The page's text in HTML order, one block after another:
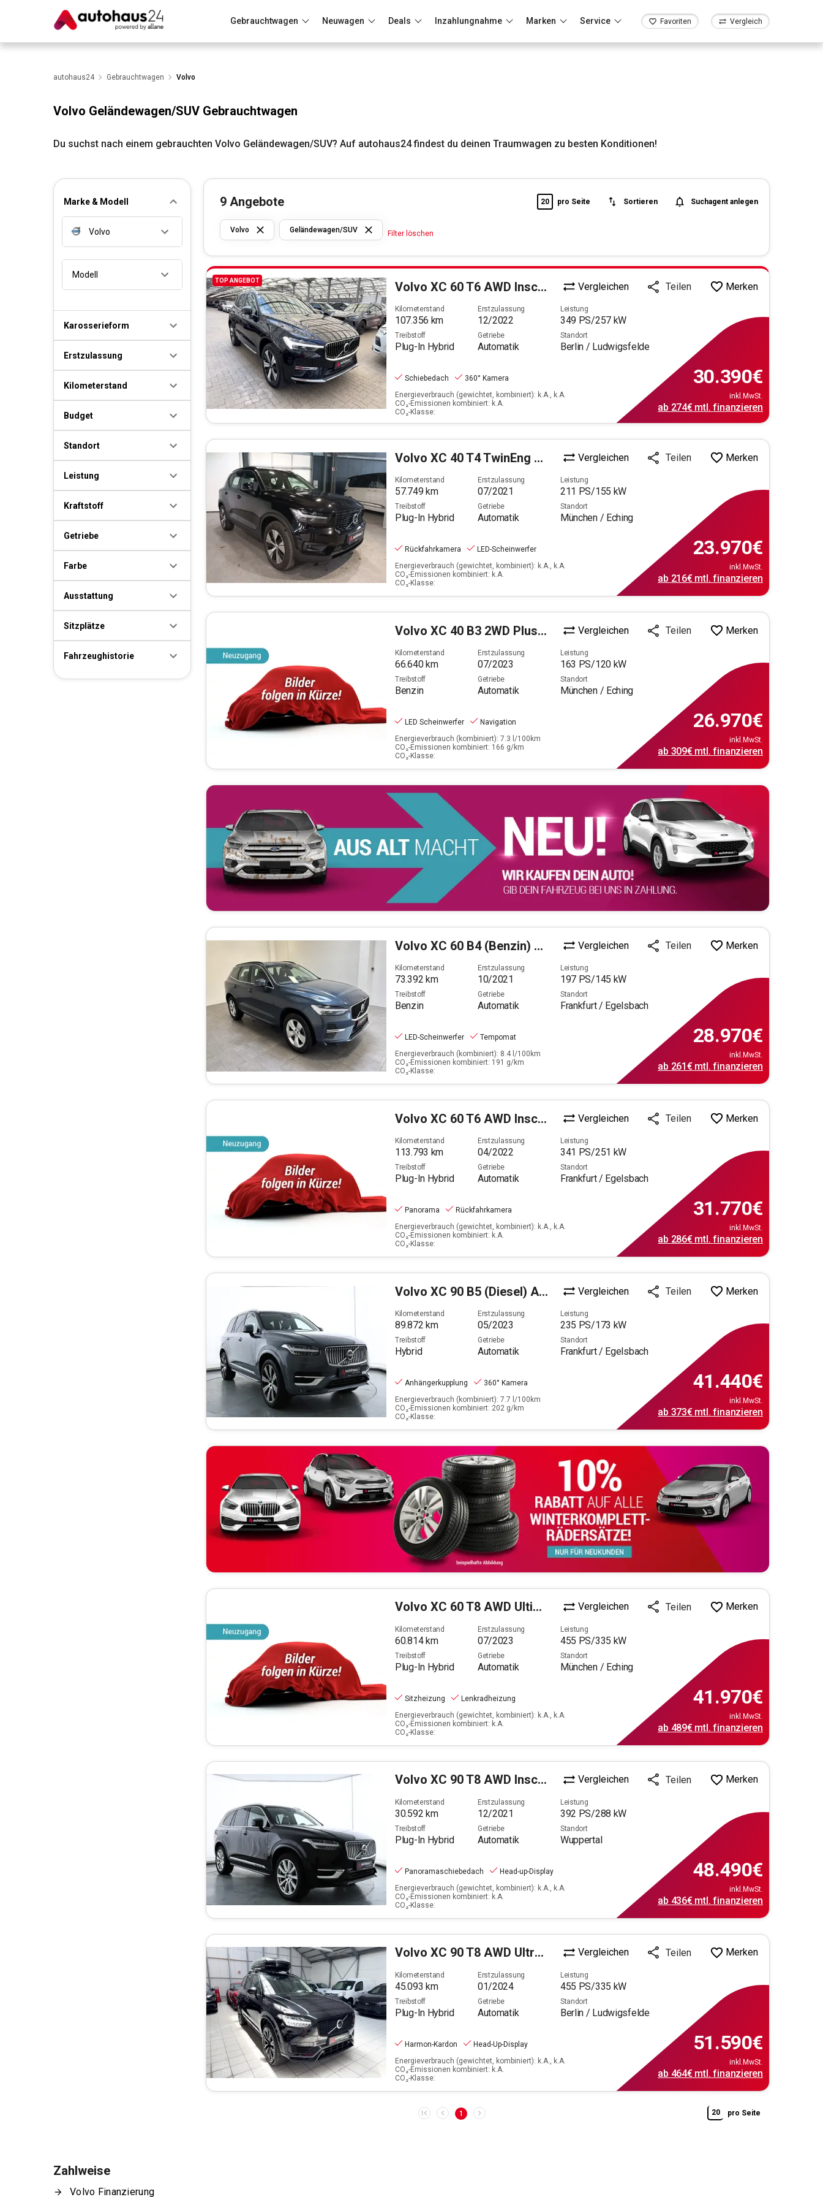
Gebrauchtwagen Neuwagen Deals Inzahlungnahme Marken Service Favoriten Vergleich
Wir bewerten dein AutoRund um die Inzahlungnahme
autohaus24 Gebrauchtwagen Volvo
Volvo Geländewagen/SUV Gebrauchtwagen
Du suchst nach einem gebrauchten Volvo Geländewagen/SUV? Auf autohaus24 findest du deinen Traumwagen zu besten Konditionen!
Marke & Modell
Volvo
Modell
Karosserieform
Erstzulassung
Kilometerstand
Budget
Standort
Leistung
Kraftstoff
Getriebe
Farbe
Ausstattung
Sitzplätze
Fahrzeughistorie
9 Angebote
Filter löschen
20 pro Seite Sortieren Suchagent anlegen
Volvo Geländewagen/SUV Filter löschen
TOP ANGEBOT Volvo XC 60 T6 AWD Inscription Plug-In (EURO 6d) Vergleichen Teilen Merken
Kilometerstand
107.356 km
Erstzulassung
12/2022
Leistung
349 PS/257 kW
Treibstoff
Plug-In Hybrid
Getriebe
Automatik
Standort
Berlin / Ludwigsfelde
Schiebedach
360° Kamera
Energieverbrauch (gewichtet, kombiniert): k.A., k.A.
CO₂-Emissionen kombiniert: k.A.
CO₂-Klasse:
30.390€
inkl.MwSt.
ab 274€mtl. finanzieren
Volvo XC 40 T4 TwinEng 2WD R-Design Expr.Plug-In (E6d) Vergleichen Teilen Merken
Kilometerstand
57.749km
Erstzulassung
07/2021
Leistung
211 PS/155 kW
Treibstoff
Plug-In Hybrid
Getriebe
Automatik
Standort
München / Eching
Rückfahrkamera
LED-Scheinwerfer
Energieverbrauch (gewichtet, kombiniert): k.A., k.A.
CO₂-Emissionen kombiniert: k.A.
CO₂-Klasse:
23.970€
inkl.MwSt.
ab 216€mtl. finanzieren
Volvo XC 40 B3 2WD Plus Dark Vergleichen Teilen Merken
Kilometerstand
66.640km
Erstzulassung
07/2023
Leistung
163 PS/120 kW
Treibstoff
Benzin
Getriebe
Automatik
Standort
München / Eching
LED Scheinwerfer
Navigation
Energieverbrauch (kombiniert): 7.3 l/100km
CO₂-Emissionen kombiniert: 166 g/km
CO₂-Klasse:
26.970€
inkl.MwSt.
ab 309€mtl. finanzieren
Volvo XC 60 B4 (Benzin) 2WD Momentum Pro (EURO 6d) Vergleichen Teilen Merken
Kilometerstand
73.392 km
Erstzulassung
10/2021
Leistung
197 PS/145 kW
Treibstoff
Benzin
Getriebe
Automatik
Standort
Frankfurt / Egelsbach
LED-Scheinwerfer
Tempomat
Energieverbrauch (kombiniert): 8.4 l/100km
CO₂-Emissionen kombiniert: 191 g/km
CO₂-Klasse:
28.970€
inkl.MwSt.
ab 261€mtl. finanzieren
Volvo XC 60 T6 AWD Inscription Expr. Plug-In (EURO 6d) Vergleichen Teilen Merken
Kilometerstand
113.793 km
Erstzulassung
04/2022
Leistung
341 PS/251 kW
Treibstoff
Plug-In Hybrid
Getriebe
Automatik
Standort
Frankfurt / Egelsbach
Panorama
Rückfahrkamera
Energieverbrauch (gewichtet, kombiniert): k.A., k.A.
CO₂-Emissionen kombiniert: k.A.
CO₂-Klasse:
31.770€
inkl.MwSt.
ab 286€mtl. finanzieren
Volvo XC 90 B5 (Diesel) AWD Plus Bright (EURO 6d) Vergleichen Teilen Merken
Kilometerstand
89.872 km
Erstzulassung
05/2023
Leistung
235 PS/173 kW
Treibstoff
Hybrid
Getriebe
Automatik
Standort
Frankfurt / Egelsbach
Anhängerkupplung
360° Kamera
Energieverbrauch (kombiniert): 7.7 l/100km
CO₂-Emissionen kombiniert: 202 g/km
CO₂-Klasse:
41.440€
inkl.MwSt.
ab 373€mtl. finanzieren
Volvo XC 60 T8 AWD Ultimate Dark Plug-In (EURO 6d) Vergleichen Teilen Merken
Kilometerstand
60.814km
Erstzulassung
07/2023
Leistung
455 PS/335 kW
Treibstoff
Plug-In Hybrid
Getriebe
Automatik
Standort
München / Eching
Sitzheizung
Lenkradheizung
Energieverbrauch (gewichtet, kombiniert): k.A., k.A.
CO₂-Emissionen kombiniert: k.A.
CO₂-Klasse:
41.970€
inkl.MwSt.
ab 489€mtl. finanzieren
Volvo XC 90 T8 AWD Inscription Plug-In (EURO 6d) Vergleichen Teilen Merken
Kilometerstand
30.592 km
Erstzulassung
12/2021
Leistung
392 PS/288 kW
Treibstoff
Plug-In Hybrid
Getriebe
Automatik
Standort
Wuppertal
Panoramaschiebedach
Head-up-Display
Energieverbrauch (gewichtet, kombiniert): k.A., k.A.
CO₂-Emissionen kombiniert: k.A.
CO₂-Klasse:
48.490€
inkl.MwSt.
ab 436€mtl. finanzieren
Volvo XC 90 T8 AWD Ultra Dark Plug-In (EURO 6d) Vergleichen Teilen Merken
Kilometerstand
45.093 km
Erstzulassung
01/2024
Leistung
455 PS/335 kW
Treibstoff
Plug-In Hybrid
Getriebe
Automatik
Standort
Berlin / Ludwigsfelde
Harmon-Kardon
Head-Up-Display
Energieverbrauch (gewichtet, kombiniert): k.A., k.A.
CO₂-Emissionen kombiniert: k.A.
CO₂-Klasse:
51.590€
inkl.MwSt.
ab 464€mtl. finanzieren
1 20 pro Seite
Zahlweise
Volvo Finanzierung